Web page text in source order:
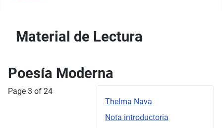
Material de Lectura
Poesía Moderna
Thelma Nava
Nota introductoria
Page 3 of 24